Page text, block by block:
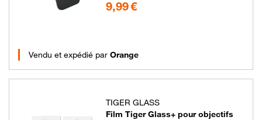
9,99 €
Vendu et expédié par Orange
TIGER GLASS
Film Tiger Glass+ pour objectifs